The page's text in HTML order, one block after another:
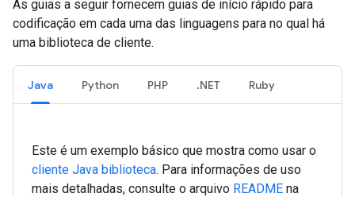
As guias a seguir fornecem guias de início rápido para
codificação em cada uma das linguagens para no qual há
uma biblioteca de cliente.
Java Python PHP .NET Ruby
Este é um exemplo básico que mostra como usar o
cliente Java biblioteca. Para informações de uso
mais detalhadas, consulte o arquivo README na